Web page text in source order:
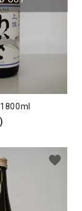
favorite